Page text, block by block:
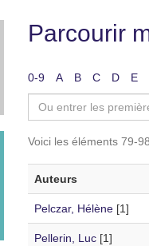
Parcourir
0-9 A B C D E
Voici les éléments 79-
Auteurs
Pelczar, Hélène[1]
Pellerin, Luc[1]